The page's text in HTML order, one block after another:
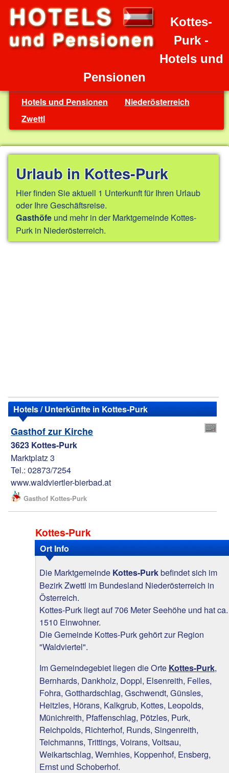
Kottes-
Purk -
Hotels und
Pensionen
Hotels und Pensionen
Niederösterreich
Zwettl
Urlaub in Kottes-Purk
Hier finden Sie aktuell 1 Unterkunft für Ihren Urlaub
oder Ihre Geschäftsreise.
Gasthöfe und mehr in der Marktgemeinde Kottes-
Purk in Niederösterreich.
Hotels / Unterkünfte in Kottes-Purk
Gasthof zur Kirche
3623 Kottes-Purk
Marktplatz 3
Tel.: 02873/7254
www.waldviertler-bierbad.at
Gasthof Kottes-Purk
Kottes-Purk
Ort Info
Die Marktgemeinde Kottes-Purkbefindet sich im
Bezirk Zwettl im Bundesland Niederösterreich in
Österreich.
Kottes-Purk liegt auf 706 Meter Seehöhe und hat ca.
1510 Einwohner.
Die Gemeinde Kottes-Purk gehört zur Region
"Waldviertel".
Im Gemeindegebiet liegen die Orte Kottes-Purk,
Bernhards, Dankholz, Doppl, Elsenreith, Felles,
Fohra, Gotthardschlag, Gschwendt, Günsles,
Heitzles, Hörans, Kalkgrub, Kottes, Leopolds,
Münichreith, Pfaffenschlag, Pötzles, Purk,
Reichpolds, Richterhof, Runds, Singenreith,
Teichmanns, Trittings, Voirans, Voitsau,
Weikartschlag, Wernhies, Koppenhof, Ensberg,
Ernst und Schoberhof.